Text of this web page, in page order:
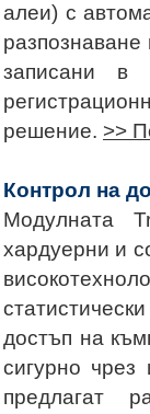
алеи) с
записани в
решение. >>
Контрол на
Модулната
хардуерни и
достъп на
сигурно
предлагат